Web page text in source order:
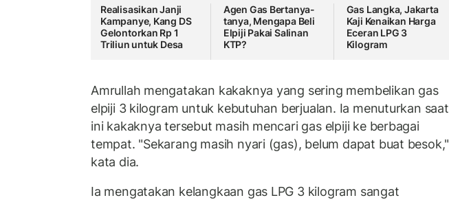
Realisasikan Janji
Kampanye, Kang DS
Gelontorkan Rp 1
Triliun untuk Desa
Agen Gas Bertanya-
tanya, Mengapa Beli
Elpiji Pakai Salinan
KTP?
Gas Langka, Jakarta
Kaji Kenaikan Harga
Eceran LPG 3
Kilogram
Amrullah mengatakan kakaknya yang sering membelikan gas
elpiji 3 kilogram untuk kebutuhan berjualan. Ia menuturkan saat
ini kakaknya tersebut masih mencari gas elpiji ke berbagai
tempat. "Sekarang masih nyari (gas), belum dapat buat besok,"
kata dia.
Ia mengatakan kelangkaan gas LPG 3 kilogram sangat